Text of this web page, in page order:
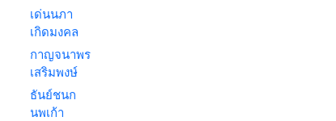
เด่นนภา
เกิดมงคล
กาญจนาพร
เสริมพงษ์
ธันย์ชนก
นพเก้า